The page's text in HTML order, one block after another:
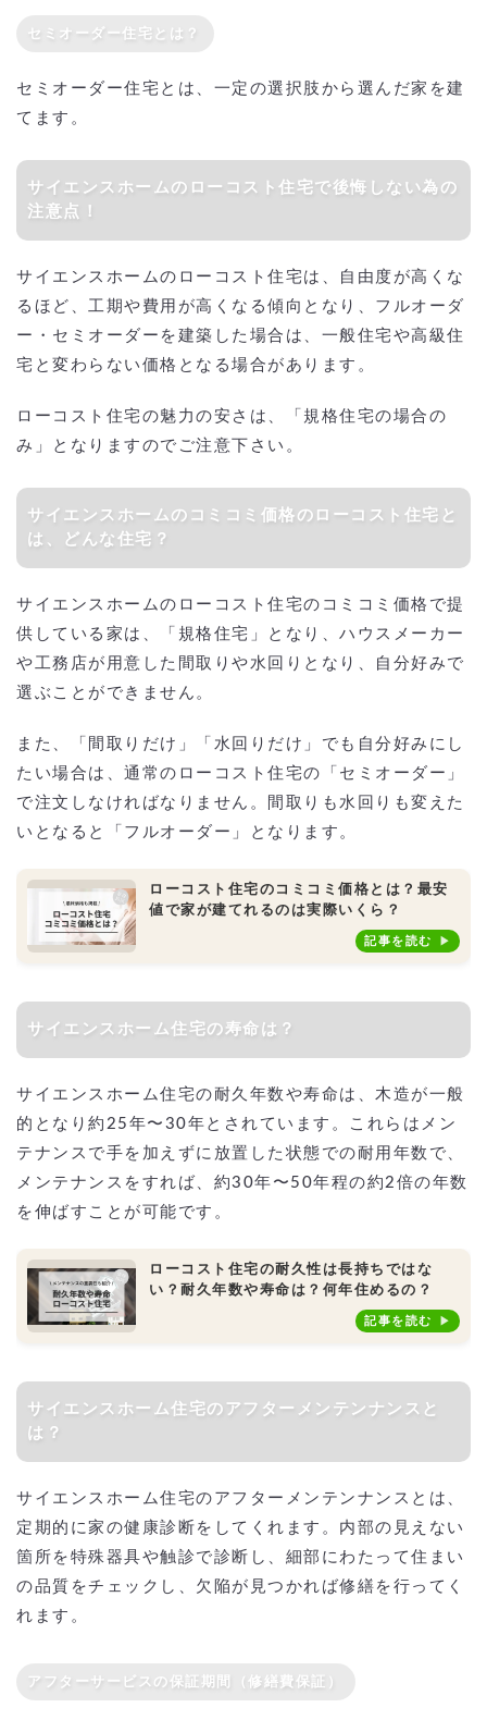
セミオーダー住宅とは？
セミオーダー住宅とは、一定の選択肢から選んだ家を建
てます。
サイエンスホームのローコスト住宅で後悔しない為の
注意点！
サイエンスホームのローコスト住宅は、自由度が高くな
るほど、工期や費用が高くなる傾向となり、フルオーダ
ー・セミオーダーを建築した場合は、一般住宅や高級住
宅と変わらない価格となる場合があります。
ローコスト住宅の魅力の安さは、「規格住宅の場合の
み」となりますのでご注意下さい。
サイエンスホームのコミコミ価格のローコスト住宅と
は、どんな住宅？
サイエンスホームのローコスト住宅のコミコミ価格で提
供している家は、「規格住宅」となり、ハウスメーカー
や工務店が用意した間取りや水回りとなり、自分好みで
選ぶことができません。
また、「間取りだけ」「水回りだけ」でも自分好みにし
たい場合は、通常のローコスト住宅の「セミオーダー」
で注文しなければなりません。間取りも水回りも変えた
いとなると「フルオーダー」となります。
ローコスト住宅のコミコミ価格とは？最安
値で家が建てれるのは実際いくら？
記事を読む
サイエンスホーム住宅の寿命は？
サイエンスホーム住宅の耐久年数や寿命は、木造が一般
的となり約25年〜30年とされています。これらはメン
テナンスで手を加えずに放置した状態での耐用年数で、
メンテナンスをすれば、約30年〜50年程の約2倍の年数
を伸ばすことが可能です。
ローコスト住宅の耐久性は長持ちではな
い？耐久年数や寿命は？何年住めるの？
記事を読む
サイエンスホーム住宅のアフターメンテンナンスと
は？
サイエンスホーム住宅のアフターメンテンナンスとは、
定期的に家の健康診断をしてくれます。内部の見えない
箇所を特殊器具や触診で診断し、細部にわたって住まい
の品質をチェックし、欠陥が見つかれば修繕を行ってく
れます。
アフターサービスの保証期間（修繕費保証）